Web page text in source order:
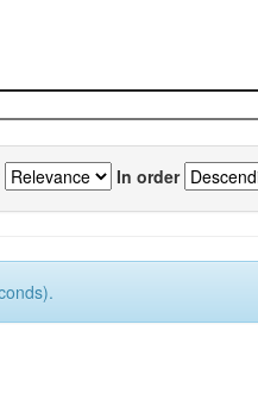
In order